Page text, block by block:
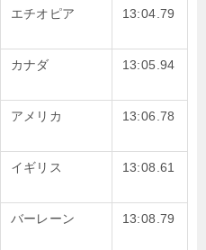
エチオピア 13:04.79
カナダ 13:05.94
アメリカ 13:06.78
イギリス 13:08.61
バーレーン 13:08.79